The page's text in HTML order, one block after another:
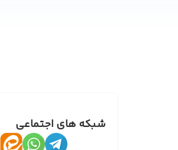
شبکه های اجتماعی